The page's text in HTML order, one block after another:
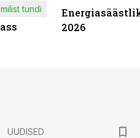
tundi
2026
UUDISED